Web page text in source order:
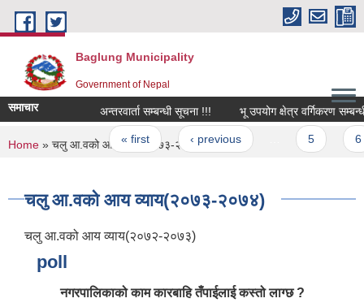
Skip to main content
Baglung Municipality
Government of Nepal
समाचार अन्तरवार्ता सम्बन्धी सूचना !!! भू उपयोग क्षेत्र वर्गिकरण सम्बन्धी
Pages
« first ‹ previous
You are here
Home » चलु आ.वको आय व्याय(२०७३-२०७४)
चलु आ.वको आय व्याय(२०७३-२०७४)
चलु आ.वको आय व्याय(२०७२-२०७३)
poll
नगरपालिकाको काम कारबाहि तँपाईलाई कस्तो लाग्छ ?